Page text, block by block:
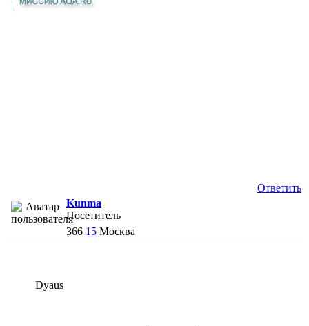
Ответить
Kunma
Посетитель
366 15 Москва
Dyaus